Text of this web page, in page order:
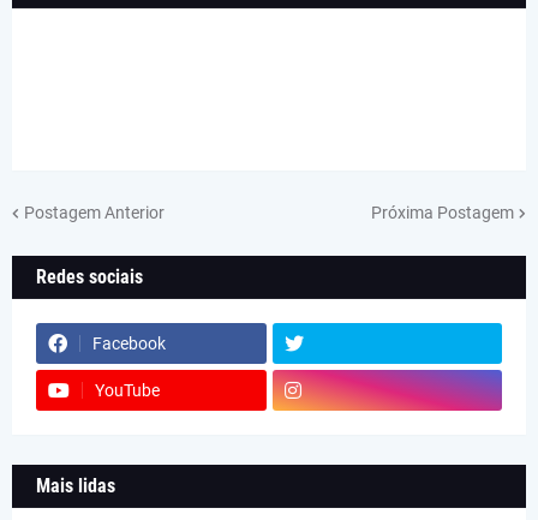
Postagem Anterior Próxima Postagem
Redes sociais
Facebook
YouTube
Mais lidas